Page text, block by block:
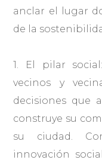
anclar el lugar
de la
1. El pilar
vecinos y
decisiones que
construye su
su ciudad.
innovación